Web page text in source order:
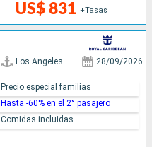
US$ 831 +Tasas
Los Angeles 28/09/2026
Precio especial familias
Hasta -60% en el 2° pasajero
Comidas incluidas